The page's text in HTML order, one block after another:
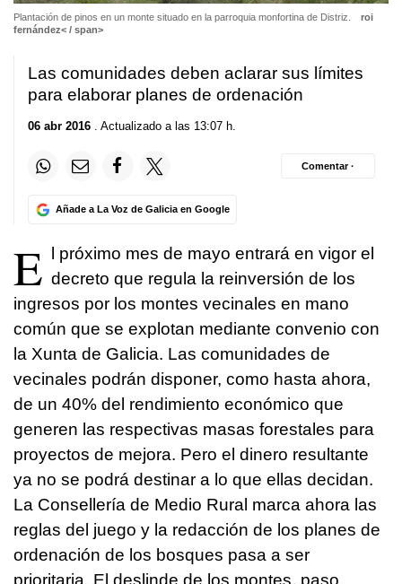
Plantación de pinos en un monte situado en la parroquia monfortina de Distriz.
roi
fernández< / span>
Las comunidades deben aclarar sus límites
para elaborar planes de ordenación
06 abr 2016 . Actualizado a las 13:07 h.
Añade a La Voz de Galicia en Google
Comentar ·
E
l próximo mes de mayo entrará en vigor el
decreto que regula la reinversión de los
ingresos por los montes vecinales en mano
común que se explotan mediante convenio con
la Xunta de Galicia. Las comunidades de
vecinales podrán disponer, como hasta ahora,
de un 40% del rendimiento económico que
generen las respectivas masas forestales para
proyectos de mejora. Pero el dinero resultante
ya no se podrá destinar a lo que ellas decidan.
La Consellería de Medio Rural marca ahora las
reglas del juego y la redacción de los planes de
ordenación de los bosques pasa a ser
prioritaria. El deslinde de los montes, paso